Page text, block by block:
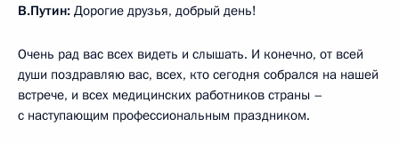
В.Путин: Дорогие друзья, добрый день!
Очень рад вас всех видеть и слышать. И конечно, от всей
души поздравляю вас, всех, кто сегодня собрался на нашей
встрече, и всех медицинских работников страны –
с наступающим профессиональным праздником.